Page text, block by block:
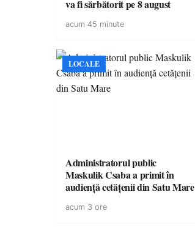
va fi sărbătorit pe 8 august
acum 45 minute
LOCALE
Administratorul public
Maskulik Csaba a primit în
audiență cetățenii din Satu Mare
acum 3 ore